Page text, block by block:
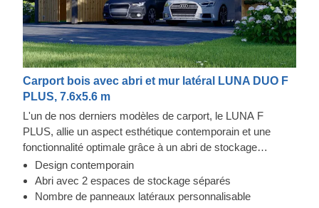
Carport bois avec abri et mur latéral LUNA DUO F
PLUS, 7.6x5.6 m
L'un de nos derniers modèles de carport, le LUNA F
PLUS, allie un aspect esthétique contemporain et une
fonctionnalité optimale grâce à un abri de stockage
attenant divisé en deux zones, avec des entrées séparées
sur les parties opposées. Ce carport spacieux avec deux
parois latérales constitue un excellent abri pour vos
Design contemporain
Abri avec 2 espaces de stockage séparés
Nombre de panneaux latéraux personnalisable